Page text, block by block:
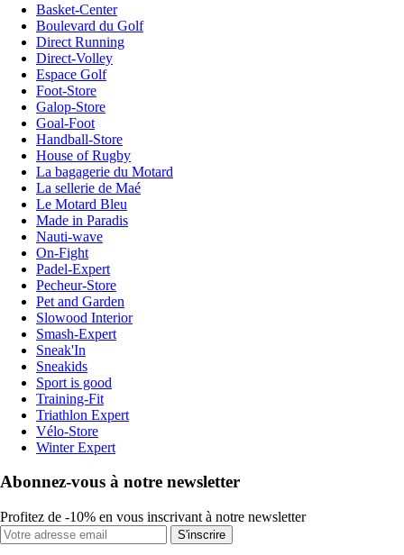
Basket-Center
Boulevard du Golf
Direct Running
Direct-Volley
Espace Golf
Foot-Store
Galop-Store
Goal-Foot
Handball-Store
House of Rugby
La bagagerie du Motard
La sellerie de Maé
Le Motard Bleu
Made in Paradis
Nauti-wave
On-Fight
Padel-Expert
Pecheur-Store
Pet and Garden
Slowood Interior
Smash-Expert
Sneak'In
Sneakids
Sport is good
Training-Fit
Triathlon Expert
Vélo-Store
Winter Expert
Abonnez-vous à notre newsletter
Profitez de -10% en vous inscrivant à notre newsletter
S'inscrire